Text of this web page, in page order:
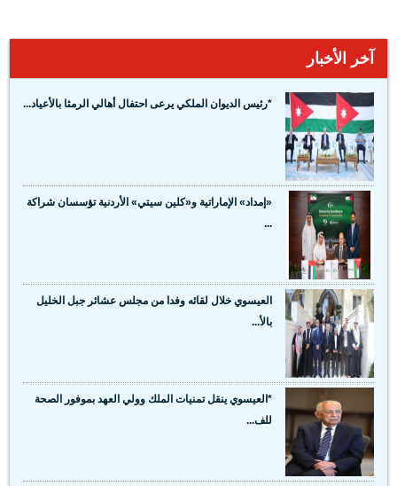
آخر الأخبار
*رئيس الديوان الملكي يرعى احتفال أهالي الرمثا بالأعياد...
«إمداد» الإماراتية و«كلين سيتي» الأردنية تؤسسان شراكة
...
العيسوي خلال لقائه وفدا من مجلس عشائر جبل الخليل
بالأ...
*العيسوي ينقل تمنيات الملك وولي العهد بموفور الصحة
للف...